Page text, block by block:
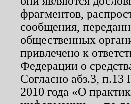
фрагментов,
сообщения,
общественных
привлечено к
Федерации о
Согласно абз.3,
2010 года «О